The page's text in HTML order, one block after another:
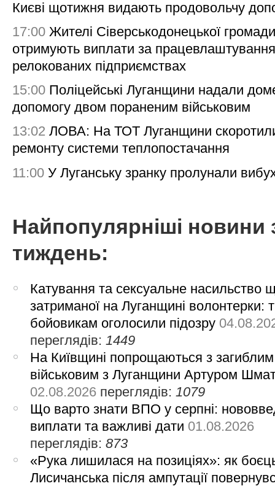
Києві щотижня видають продовольчу
17:00 Жителі Сіверськодонецької
отримують виплати за
релокованих підприємствах
15:00 Поліцейські Луганщини надали
допомогу двом пораненим військовим
13:02 ЛОВА: На ТОТ Луганщини
ремонту системи теплопостачання
11:00 У Луганську зранку пролунали
Найпопулярніші новини
тиждень:
Катування та сексуальне насильство
затриманої на Луганщині волонтерки:
бойовикам оголосили підозру
переглядів: 1449
На Київщині попрощаються з загиблим
військовим з Луганщини Артуром
02.08.2026 переглядів: 1079
Що варто знати ВПО у серпні:
виплати та важливі дати 01.08.2026
переглядів:873
«Рука лишилася на позиціях»: як
Лисичанська після ампутації